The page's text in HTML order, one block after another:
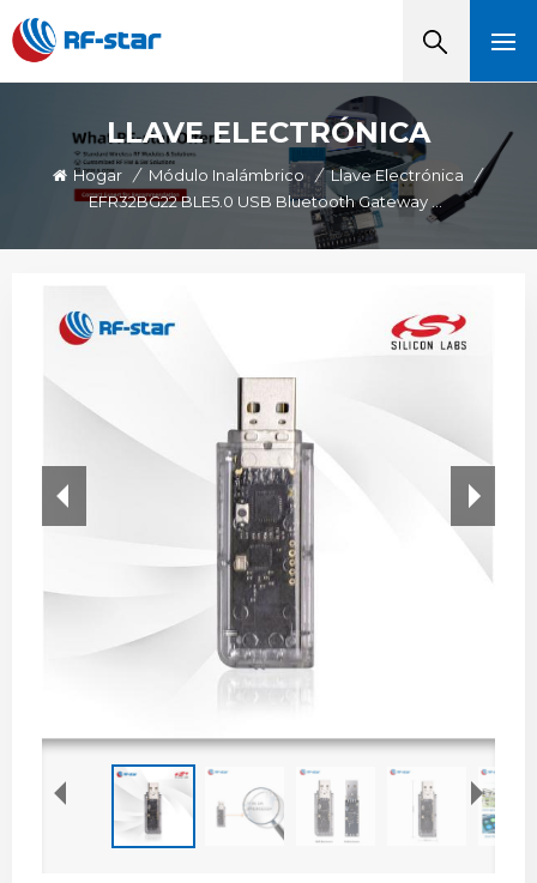
LLAVE ELECTRÓNICA
Hogar / Módulo Inalámbrico / Llave Electrónica
/
EFR32BG22 BLE5.0 USB Bluetooth Gateway RF-DG-22A Para Captura De Datos De Baliza